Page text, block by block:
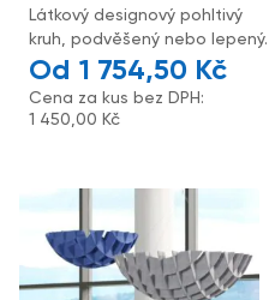
Látkový designový pohltivý
kruh, podvěšený nebo lepený.
1 754,50 Kč
Cena za kus bez DPH:
1 450,00 Kč